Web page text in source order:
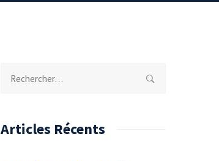
Rechercher :
Articles Récents